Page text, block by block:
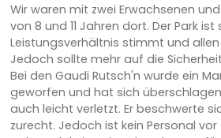
Wir waren mit zwei Erwachsenen
von 8 und 11 Jahren dort. Der Park
Leistungsverhältnis stimmt und
Jedoch sollte mehr auf die
Bei den Gaudi Rutsch'n wurde ein
geworfen und hat sich
auch leicht verletzt. Er beschwerte
zurecht. Jedoch ist kein Personal